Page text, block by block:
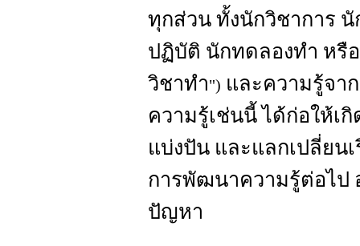
ทุกส่วน ทั้งนักวิชาการ
ปฏิบัติ นักทดลองทำ หรือ
วิชาทำ") และความรู้จา
ความรู้เช่นนี้ ได้ก่อให้เ
แบ่งปัน และแลกเปลี่ยน
การพัฒนาความรู้ต่อไป
ปัญหา